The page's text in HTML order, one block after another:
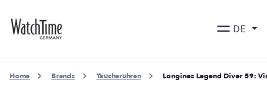
DE
Home Brands Taucheruhren Longines Legend Diver 59: